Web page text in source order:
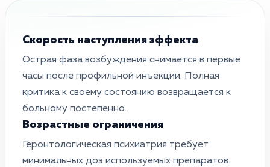
Скорость наступления эффекта
Острая фаза возбуждения снимается в первые
часы после профильной инъекции. Полная
критика к своему состоянию возвращается к
больному постепенно.
Возрастные ограничения
Геронтологическая психиатрия требует
минимальных доз используемых препаратов.